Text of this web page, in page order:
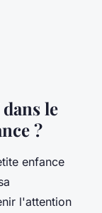
le
?
enfance
l'attention